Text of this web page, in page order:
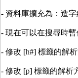
- 資料庫擴充為：造
- 現在可以在搜尋時暫
- 修改 [h#] 標籤的解
- 修改 [p] 標籤的解析